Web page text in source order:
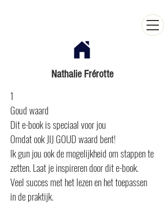
Nathalie Frérotte
1
Goud waard
Dit e-book is speciaal voor jou
Omdat ook JIJ GOUD waard bent!
Ik gun jou ook de mogelijkheid om stappen te
zetten. Laat je inspireren door dit e-book.
Veel succes met het lezen en het toepassen
in de praktijk.